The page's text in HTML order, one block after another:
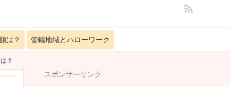
は？ 管轄地域とハローワーク
？
スポンサーリンク